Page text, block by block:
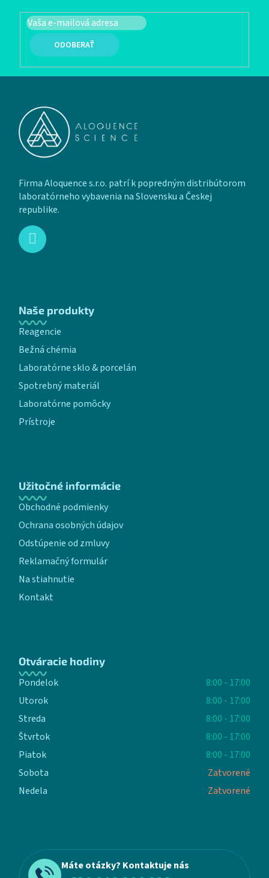
PRIHLÁSIŤ SA
Firma Aloquence s.r.o. patrí k popredným distribútorom
laboratórneho vybavenia na Slovensku a Českej
republike.
Naše produkty
Reagencie
Bežná chémia
Laboratórne sklo & porcelán
Spotrebný materiál
Laboratórne pomôcky
Prístroje
Užitočné informácie
Obchodné podmienky
Ochrana osobných údajov
Odstúpenie od zmluvy
Reklamačný formulár
Na stiahnutie
Kontakt
Otváracie hodiny
Pondelok
8:00 - 17:00
Utorok
8:00 - 17:00
Streda
8:00 - 17:00
Štvrtok
8:00 - 17:00
Piatok
8:00 - 17:00
Sobota
Zatvorené
Nedela
Zatvorené
Máte otázky? Kontaktuje nás